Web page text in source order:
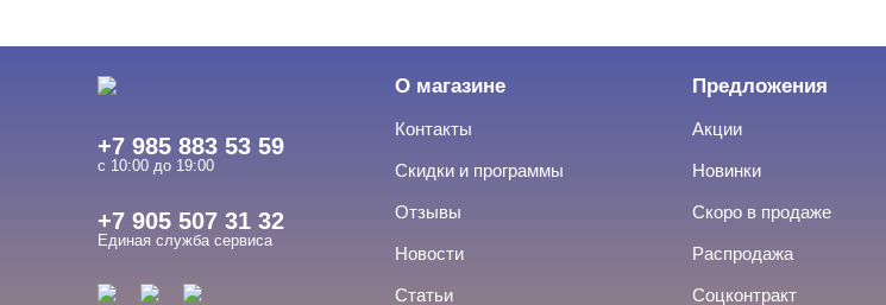
+7 985 883 53 59
с 10:00 до 19:00
+7 905 507 31 32
Единая служба сервиса
О магазине
Контакты
Скидки и программы
Отзывы
Новости
Статьи
Предложения
Акции
Новинки
Скоро в продаже
Распродажа
Соцконтракт